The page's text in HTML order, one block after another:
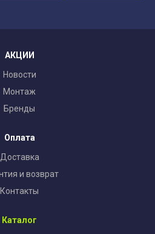
АКЦИИ
Новости
Монтаж
Бренды
Оплата
Доставка
и возврат
Контакты
Каталог